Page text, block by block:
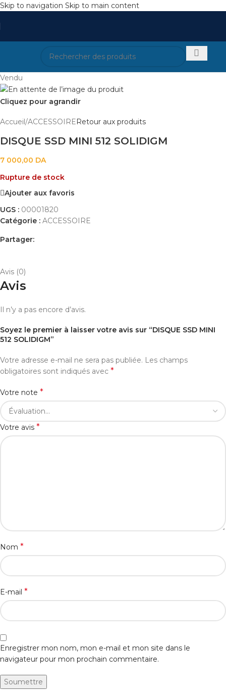
Skip to navigation Skip to main content
Vendu
Cliquez pour agrandir
Accueil /ACCESSOIRE Retour aux produits
DISQUE SSD MINI 512 SOLIDIGM
7 000,00 DA
Rupture de stock
Ajouter aux favoris
UGS : 00001820
Catégorie : ACCESSOIRE
Partager:
Avis (0)
Avis
Il n’y a pas encore d’avis.
Soyez le premier à laisser votre avis sur “DISQUE SSD MINI
512 SOLIDIGM”
Votre adresse e-mail ne sera pas publiée. Les champs
obligatoires sont indiqués avec *
Votre note *
Votre avis *
Nom *
E-mail *
Enregistrer mon nom, mon e-mail et mon site dans le
navigateur pour mon prochain commentaire.